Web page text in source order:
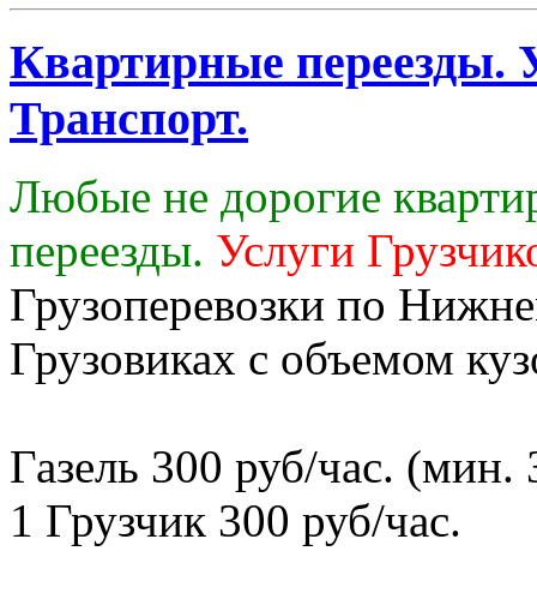
Квартирные переезды.
Транспорт.
Любые не дорогие
переезды. Услуги
Грузоперевозки по
Грузовиках с объемом
Газель 300 руб/час. (мин.
1 Грузчик 300 руб/час.